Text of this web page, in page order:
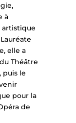
à
artistique
elle a
Théâtre
puis le
pour la
de